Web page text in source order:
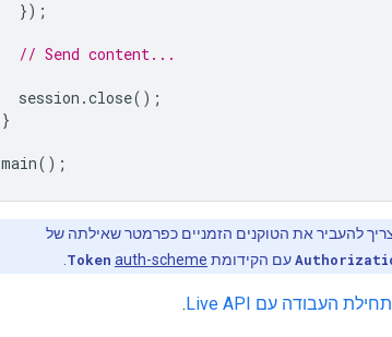
});
// Send content...
session .close();
}
main();
עם הקידומת auth-scheme
Token
תחילת העבודה עם Live API .